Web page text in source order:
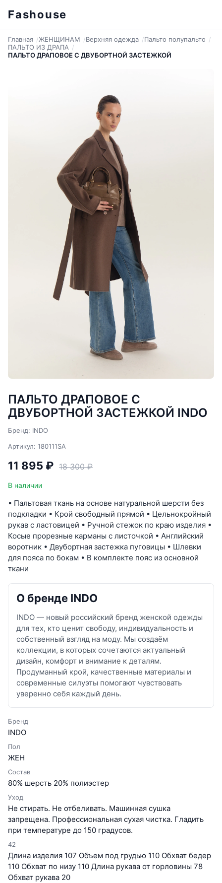
Fashouse
Главная ЖЕНЩИНАМ Верхняя одежда
Пальто полупальто
ПАЛЬТО ИЗ ДРАПА
ПАЛЬТО ДРАПОВОЕ С ДВУБОРТНОЙ ЗАСТЕЖКОЙ
ПАЛЬТО ДРАПОВОЕ С
ДВУБОРТНОЙ ЗАСТЕЖКОЙ INDO
Бренд: INDO
Артикул: 180111SA
11 895 ₽ 18 300 ₽
В наличии
• Пальтовая ткань на основе натуральной шерсти без
подкладки • Крой свободный прямой • Цельнокройный
рукав с ластовицей • Ручной стежок по краю изделия •
Косые прорезные карманы с листочкой • Английский
воротник • Двубортная застежка пуговицы • Шлевки
для пояса по бокам • В комплекте пояс из основной
ткани
О бренде INDO
INDO — новый российский бренд женской одежды
для тех, кто ценит свободу, индивидуальность и
собственный взгляд на моду. Мы создаём
коллекции, в которых сочетаются актуальный
дизайн, комфорт и внимание к деталям.
Продуманный крой, качественные материалы и
современные силуэты помогают чувствовать
уверенно себя каждый день.
Бренд
INDO
Пол
ЖЕН
Состав
80% шерсть 20% полиэстер
Уход
Не стирать. Не отбеливать. Машинная сушка
запрещена. Профессиональная сухая чистка. Гладить
при температуре до 150 градусов.
42
Длина изделия 107 Объем под грудью 110 Обхват бедер
110 Обхват по низу 110 Длина рукава от горловины 78
Обхват рукава 20